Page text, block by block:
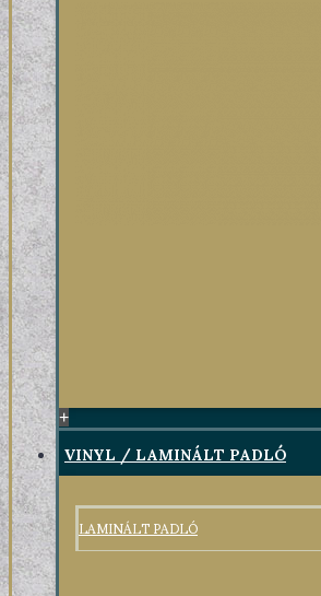
+
VINYL / LAMINÁLT PADLÓ
LAMINÁLT PADLÓ